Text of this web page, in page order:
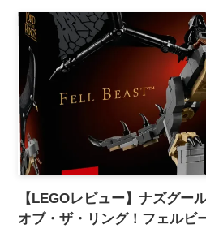
【LEGOレビュー】ナズグー
オブ・ザ・リング！フェルビ